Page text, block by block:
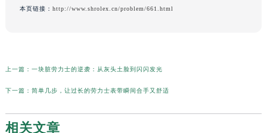
本页链接： http://www.shrolex.cn/problem/661.html
上一篇： 一块脏劳力士的逆袭：从灰头土脸到闪闪发光
下一篇： 简单几步，让过长的劳力士表带瞬间合手又舒适
相关文章